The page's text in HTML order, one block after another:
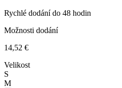
Rychlé dodání do 48 hodin
Možnosti dodání
14,52 €
Velikost
S
M